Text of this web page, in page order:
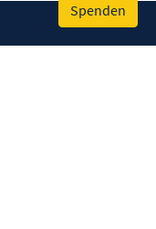
Spenden